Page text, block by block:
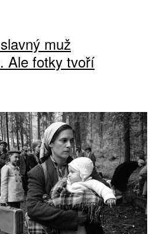
muž
Ale fotky tvoří